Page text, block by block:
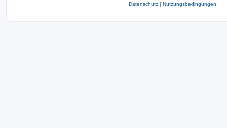
Datenschutz | Nutzungsbedingungen